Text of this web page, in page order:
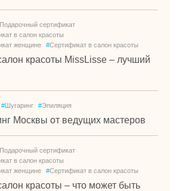
Подарочный сертификат
в салон красоты
женщине #Сертификат в салон красоты
красоты MissLisse – лучший
#Шугаринг #Эпиляция
Москвы от ведущих мастеров
Подарочный сертификат
в салон красоты
женщине #Сертификат в салон красоты
красоты – что может быть